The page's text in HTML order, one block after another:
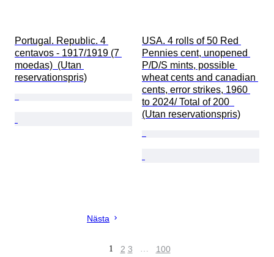
Portugal. Republic. 4
centavos - 1917/1919 (7
moedas)  (Utan
reservationspris)
USA. 4 rolls of 50 Red
Pennies cent, unopened
P/D/S mints, possible
wheat cents and canadian
cents, error strikes, 1960
to 2024/ Total of 200
(Utan reservationspris)
Nästa
1 2 3 … 100